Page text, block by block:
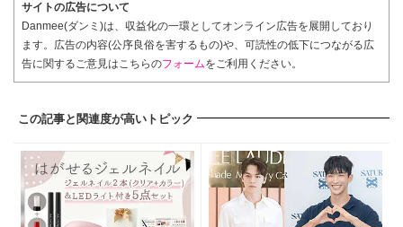
サイトの広告について
Danmee(ダンミ)は、収益化の一環としてオンライン広告を展開しており
ます。広告の内容(公序良俗を害するもの)や、可読性の低下につながる広
告に関するご意見はこちらのフォームをご利用ください。
この記事と関連度が高いトピック